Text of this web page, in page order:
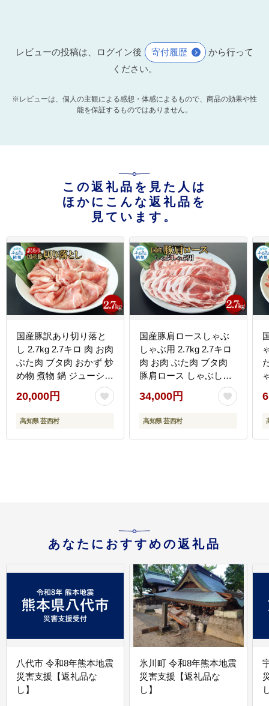
レビューの投稿は、ログイン後 寄付履歴
から行って
ください。
※レビューは、個人の主観による感想・体感によるもので、商品の効果や性
能を保証するものではありません。
この返礼品を見た人は
ほかにこんな返礼品を
見ています。
国産豚訳あり切り落と
し 2.7kg 2.7キロ 肉 お肉
ぶた肉 ブタ肉 おかず 炒
め物 煮物 鍋 ジューシー
美味しい おいしい 柔ら
かい 国産 真空パック お
取り寄せ 訳アリ ご自宅
20,000円
高知県 芸西村
国産豚肩ロースしゃぶ
しゃぶ用 2.7kg 2.7キロ
肉 お肉 ぶた肉 ブタ肉
豚肩ロース しゃぶしゃ
ぶ おかず ジューシー 美
味しい おいしい 柔らか
い 国産 真空パック お取
34,000円
高知県 芸西村
あなたにおすすめの返礼品
八代市 令和8年熊本地震
災害支援【返礼品な
し】
氷川町 令和8年熊本地震
災害支援【返礼品な
し】